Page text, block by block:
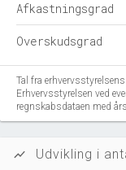
Afkastningsgrad
Overskudsgrad
Tal fra
Erhvervsstyrelsen ved
regnskabsdataen med
show_chart Udvikling i